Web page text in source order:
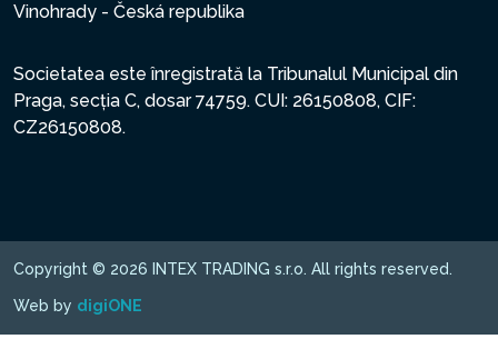
Vinohrady - Česká republika
Societatea este înregistrată la Tribunalul Municipal din
Praga, secția C, dosar 74759. CUI: 26150808, CIF:
CZ26150808.
Copyright © 2026 INTEX TRADING s.r.o. All rights reserved.
Web by digiONE